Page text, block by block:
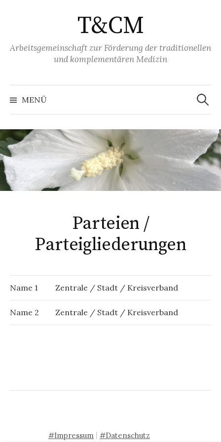
i
e
z
u
I
n
h
a
l
T&CM
Arbeitsgemeinschaft zur Förderung der traditionellen
und komplementären Medizin
MENÜ u
c
a
c
h
:
Parteien /
Parteigliederungen
Name 1 Zentrale / Stadt / Kreisverband
Name 2 Zentrale / Stadt / Kreisverband
#Impressum | #Datenschutz